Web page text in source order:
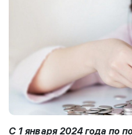
С 1 января 2024 года по